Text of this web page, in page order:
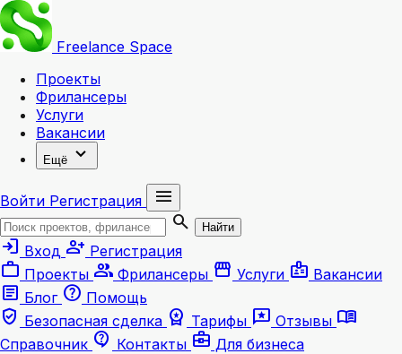
Freelance Space
Проекты
Фрилансеры
Услуги
Вакансии
Ещё expand_more
Войти Регистрация
menu
search
Найти
login Вход person_add Регистрация
work Проекты group Фрилансеры storefront Услуги badge Вакансии
article Блог help Помощь
verified_user Безопасная сделка workspace_premium Тарифы reviews Отзывы menu_book
Справочник contact_support Контакты business_center Для бизнеса